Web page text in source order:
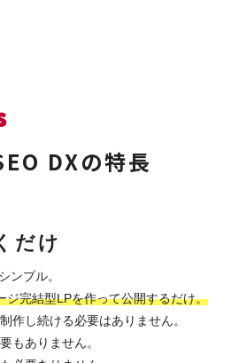
DXの特長
だけ
ンプル。
ジ完結型LPを作って公開するだけ。
作し続ける必要はありません。
もありません。